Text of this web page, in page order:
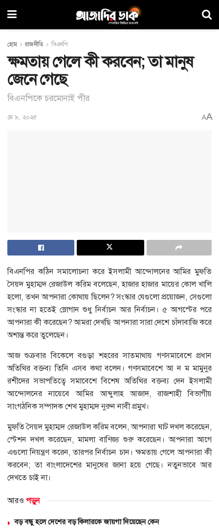
হোম রাজনীতি বিএনপি
ক্ষমতায় গেলে কী করবেন; তা মানুষ
জেনে গেছে
বিএনপিকে চরমোনাই পীর
মে ৯, ২০২৫ AA
বিএনপির কঠিন সমালোচনা করে ইসলামী আন্দোলনের আমির মুফতি
সৈয়দ মুহাম্মদ রেজাউল করিম বলেছেন, হাজার হাজার মায়ের কোল খালি
হলো, তখন আপনারা কোথায় ছিলেন? সংস্কার যেগুলো প্রয়োজন, সেগুলো
সংস্কার না হতেই স্লোগান শুধু নির্বাচন আর নির্বাচন। ৫ আগস্টের পরে
আপনারা কী করেছেন? আমরা দেখছি আপনারা সারা দেশে চাঁদাবাজি করে
অশান্ত করে তুলেছেন।
আজ শুক্রবার বিকেলে বগুড়া শহরের সাতমাথায় গণসমাবেশে প্রধান
অতিথির বক্তব্য তিনি এসব কথা বলেন। গণসমাবেশে আ ন ম মামুনুর
রশীদের সভাপতিত্বে সমাবেশে বিশেষ অতিথির বক্তব্য দেন ইসলামী
আন্দোলনের নায়েবে আমির আব্দুলাহ আজাদ, রাজশাহী বিভাগীয়
সাংগঠনিক সম্পাদক শেখ মুহাম্মদ নুরুন নাবী প্রমুখ।
মুফতি সৈয়দ মুহাম্মদ রেজাউল করিম বলেন, আপনারা ঘাট দখল করেছেন,
স্টেশন দখল করেছেন, মামলা বাণিজ্য শুরু করেছেন। আপনারা আগে
এগুলো নিয়ন্ত্রণ করেন, তারপর নির্বাচন চান। ক্ষমতায় গেলে আপনারা কী
করবেন; তা বাংলাদেশের মানুষের জানা হয়ে গেছে। নতুনভাবে আর
দেখতে চাই না।
আরও পড়ুন
বড় বন্ধু হলে দেশের বড় কিলারকে জায়গা দিয়েছেন কেন